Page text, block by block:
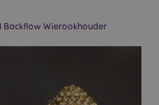
Backflow Wierookhouder